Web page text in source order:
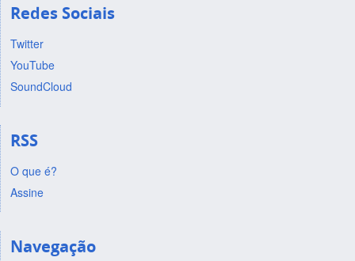
Redes Sociais
Twitter
YouTube
SoundCloud
RSS
O que é?
Assine
Navegação